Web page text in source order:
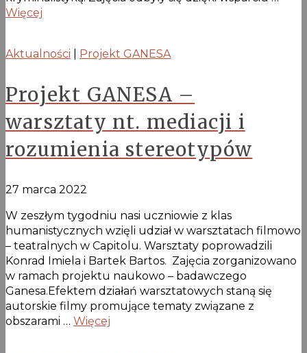
Więcej
Aktualności Projekt GANESA
Projekt GANESA –
warsztaty nt. mediacji i
rozumienia stereotypów
27 marca 2022
W zeszłym tygodniu nasi uczniowie z klas
humanistycznych wzięli udział w warsztatach filmowo
– teatralnych w Capitolu. Warsztaty poprowadzili
Konrad Imiela i Bartek Bartos. Zajęcia zorganizowano
w ramach projektu naukowo – badawczego
Ganesa.Efektem działań warsztatowych staną się
autorskie filmy promujące tematy związane z
obszarami … Więcej